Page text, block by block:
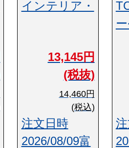
インテリア・
13,145円
(税抜)
14,460円
(税込)
注文日時
2026/08/09富